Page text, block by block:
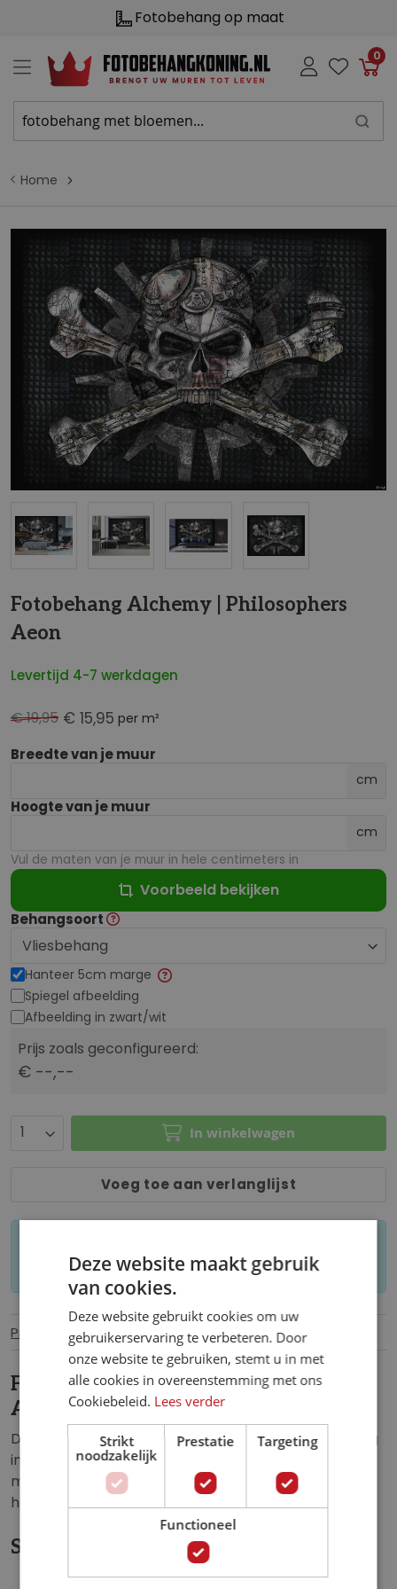
Fotobehang op maat
0
Home
Fotobehang Alchemy | Philosophers
Aeon
Levertijd 4-7 werkdagen
€ 15,95 per m²
€ 19,95
Breedte van je muur
cm
Hoogte van je muur
cm
Vul de maten van je muur in hele centimeters in
Voorbeeld bekijken
Behangsoort
Hanteer 5cm marge
Spiegel afbeelding
Afbeelding in zwart/wit
Prijs zoals geconfigureerd:
€ --,--
In winkelwagen
Voeg toe aan verlanglijst
worden geretourneerd.
Productinformatie Specificaties
Fotobehang Alchemy | Philosophers
Aeon.
Dit vlies fotobehang zorgt voor een unieke uitstraling
in de: muziekruimte, woonkamer, slaapkamer,
mancave, kinderkamer, keuken, hal, kantoor,
horecagelegenheid of iedere andere ruimte.
Specificaties
Deze website maakt gebruik
van cookies.
Deze website gebruikt cookies om uw
gebruikerservaring te verbeteren. Door
onze website te gebruiken, stemt u in met
alle cookies in overeenstemming met ons
Cookiebeleid. Lees verder
Strikt
noodzakelijk
Prestatie Targeting
Functioneel